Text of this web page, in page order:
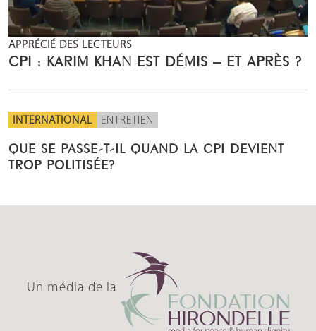
APPRÉCIÉ DES LECTEURS
CPI : KARIM KHAN EST DÉMIS – ET APRÈS ?
INTERNATIONAL ENTRETIEN
QUE SE PASSE-T-IL QUAND LA CPI DEVIENT
TROP POLITISÉE?
Un média de la